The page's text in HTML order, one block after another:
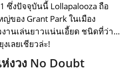
ซึ่งปัจจุบันนี้ Lollapalooza ถือ
ของ Grant Park ในเมือง
งานเล่นยาวแน่นเอี้ยด ชนิดที่ว่า…
เลยเชียวล่ะ!
งวง No Doubt